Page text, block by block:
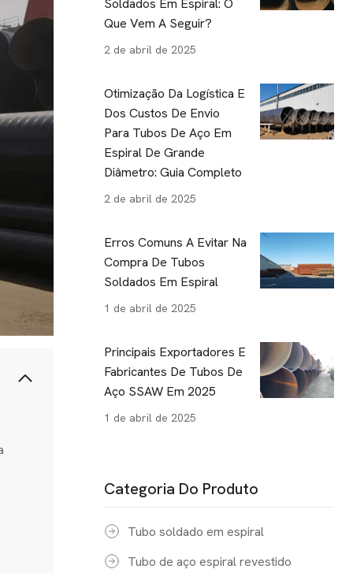
Soldados Em Espiral: O
Que Vem A Seguir?
2 de abril de 2025
Otimização Da Logística E
Dos Custos De Envio
Para Tubos De Aço Em
Espiral De Grande
Diâmetro: Guia Completo
2 de abril de 2025
Erros Comuns A Evitar Na
Compra De Tubos
Soldados Em Espiral
1 de abril de 2025
Principais Exportadores E
Fabricantes De Tubos De
Aço SSAW Em 2025
1 de abril de 2025
Categoria Do Produto
Tubo soldado em espiral
Tubo de aço espiral revestido